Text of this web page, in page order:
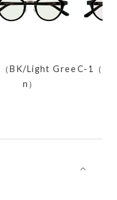
C-1（BK/Light Purpl
⌵